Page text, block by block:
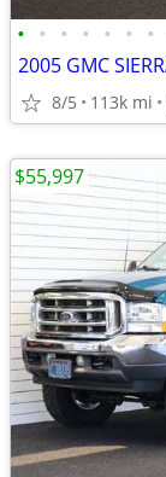
• • • • • • •
8/5 113k mi
$55,997